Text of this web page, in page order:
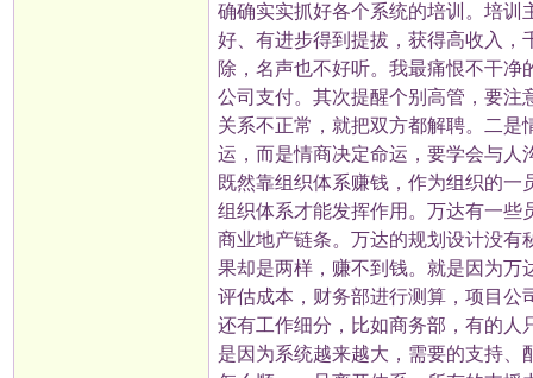
确确实实抓好各个系统的培训。培训
好、有进步得到提拔，获得高收入，
除，名声也不好听。我最痛恨不干
公司支付。其次提醒个别高管，要注
关系不正常，就把双方都解聘。二
运，而是情商决定命运，要学会与人
既然靠组织体系赚钱，作为组织的
组织体系才能发挥作用。万达有一些
商业地产链条。万达的规划设计没有
果却是两样，赚不到钱。就是因为万
评估成本，财务部进行测算，项目公
还有工作细分，比如商务部，有的人
是因为系统越来越大，需要的支持